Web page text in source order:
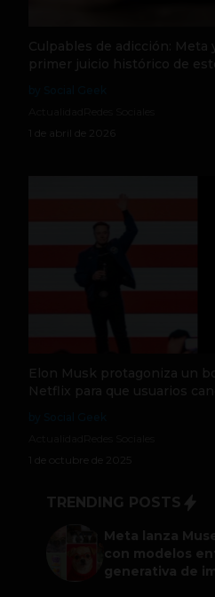
Culpables de adicción: Meta
primer juicio histórico de
1 de abril de 2026
Elon Musk protagoniza un
Netflix para que usuarios
1 de octubre de 2025
TRENDING POSTS
Meta lanza
con modelos
generativa de